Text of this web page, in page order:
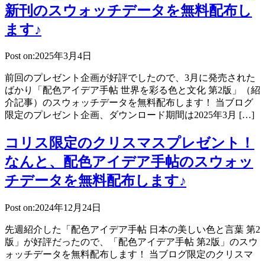
新刊のスウォッチデータを無料配布し
ます♪
Post on:2025年3月4日
前回のプレゼント企画が好評でしたので、3月に発売された
ばかり「配色アイデア手帖 世界を彩る色と文化 第2版」（紹
介記事）のスウォッチデータを無料配布します！ 当ブログ
限定のプレゼント企画、ダウンロード期間は2025年3月 […]
コリス限定のクリスマスプレゼント！
なんと、配色アイデア手帖のスウォッ
チデータを無料配布します♪
Post on:2024年12月24日
先週紹介した「配色アイデア手帖 日本の美しい色と言葉 第2
版」が好評だったので、「配色アイデア手帖 第2版」のスウ
ォッチデータを無料配布します！ 当ブログ限定のクリスマ